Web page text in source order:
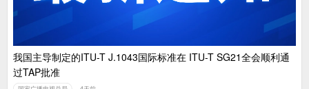
我国主导制定的ITU-T J.1043国际标准在 ITU-T SG21全会顺利通
过TAP批准